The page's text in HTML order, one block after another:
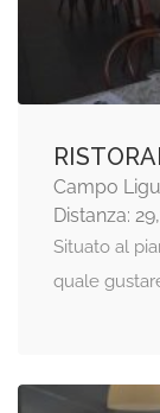
Campo
Distanza:
Situato al
quale